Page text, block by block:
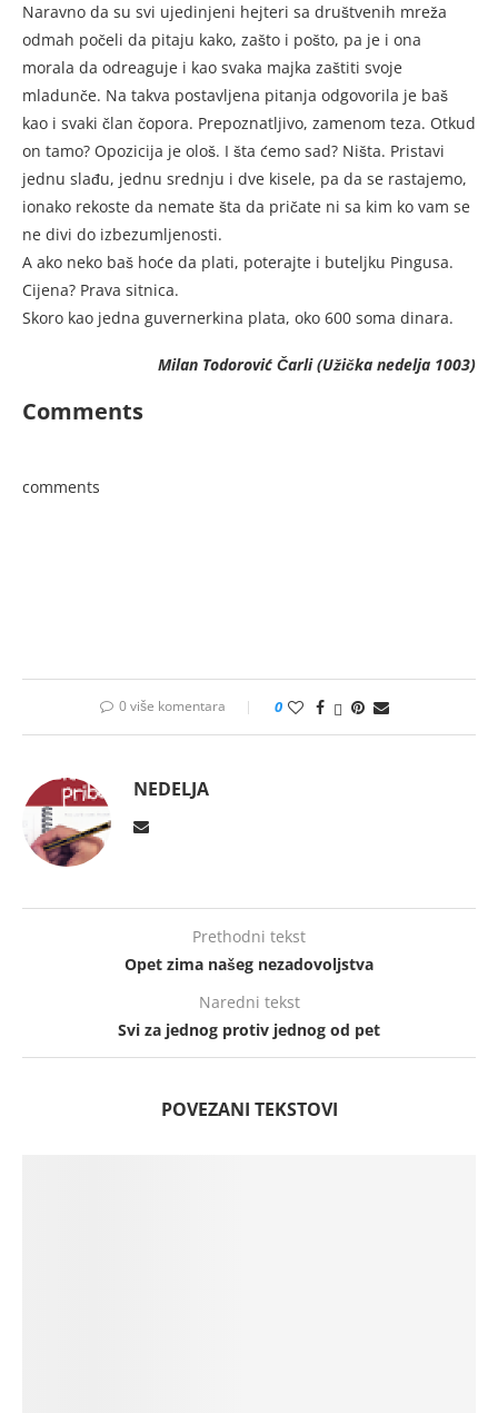
Naravno da su svi ujedinjeni hejteri sa društvenih mreža
odmah počeli da pitaju kako, zašto i pošto, pa je i ona
morala da odreaguje i kao svaka majka zaštiti svoje
mladunče. Na takva postavljena pitanja odgovorila je baš
kao i svaki član čopora. Prepoznatljivo, zamenom teza. Otkud
on tamo? Opozicija je ološ. I šta ćemo sad? Ništa. Pristavi
jednu slađu, jednu srednju i dve kisele, pa da se rastajemo,
ionako rekoste da nemate šta da pričate ni sa kim ko vam se
ne divi do izbezumljenosti.
A ako neko baš hoće da plati, poterajte i buteljku Pingusa.
Cijena? Prava sitnica.
Skoro kao jedna guvernerkina plata, oko 600 soma dinara.
Milan Todorović Čarli (Užička nedelja 1003)
Comments
comments
0 više komentara 0
NEDELJA
Prethodni tekst
Opet zima našeg nezadovoljstva
Naredni tekst
Svi za jednog protiv jednog od pet
POVEZANI TEKSTOVI